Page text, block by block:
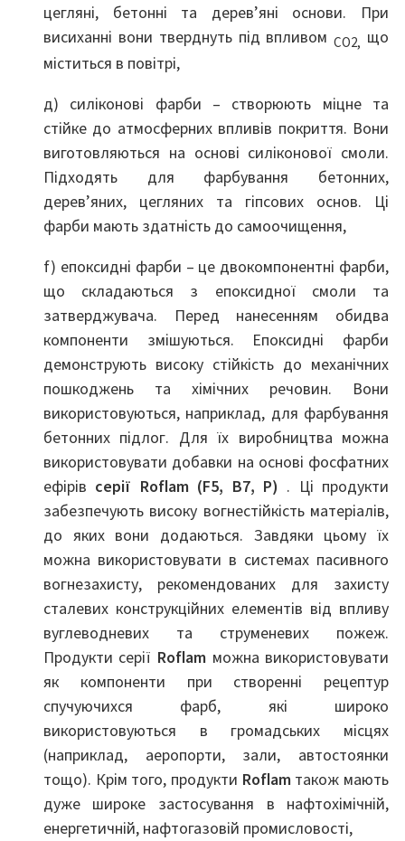
цегляні, бетонні та дерев’яні основи. При
висиханні вони тверднуть під впливомCO2, що
міститься в повітрі,
д) силіконові фарби – створюють міцне та
стійке до атмосферних впливів покриття. Вони
виготовляються на основі силіконової смоли.
Підходять для фарбування бетонних,
дерев’яних, цегляних та гіпсових основ. Ці
фарби мають здатність до самоочищення,
f) епоксидні фарби – це двокомпонентні фарби,
що складаються з епоксидної смоли та
затверджувача. Перед нанесенням обидва
компоненти змішуються. Епоксидні фарби
демонструють високу стійкість до механічних
пошкоджень та хімічних речовин. Вони
використовуються, наприклад, для фарбування
бетонних підлог. Для їх виробництва можна
використовувати добавки на основі фосфатних
ефірів серії Roflam (F5, B7, P) . Ці продукти
забезпечують високу вогнестійкість матеріалів,
до яких вони додаються. Завдяки цьому їх
можна використовувати в системах пасивного
вогнезахисту, рекомендованих для захисту
сталевих конструкційних елементів від впливу
вуглеводневих та струменевих пожеж.
Продукти серії Roflam можна використовувати
як компоненти при створенні рецептур
спучуючихся фарб, які широко
використовуються в громадських місцях
(наприклад, аеропорти, зали, автостоянки
тощо). Крім того, продукти Roflamтакож мають
дуже широке застосування в нафтохімічній,
енергетичній, нафтогазовій промисловості,